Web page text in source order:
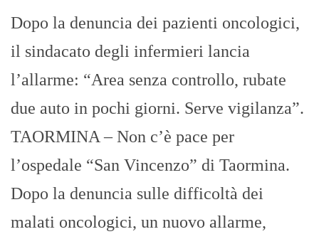
Dopo la denuncia dei pazienti oncologici,
il sindacato degli infermieri lancia
l’allarme: “Area senza controllo, rubate
due auto in pochi giorni. Serve vigilanza”.
TAORMINA – Non c’è pace per
l’ospedale “San Vincenzo” di Taormina.
Dopo la denuncia sulle difficoltà dei
malati oncologici, un nuovo allarme,